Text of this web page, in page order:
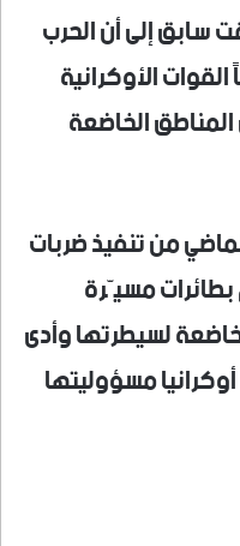
سابق إلى أن الحرب
الأوكرانية
الخاضعة
من تنفيذ ضربات
مسيّرة
لسيطرتها وأدى
مسؤوليتها